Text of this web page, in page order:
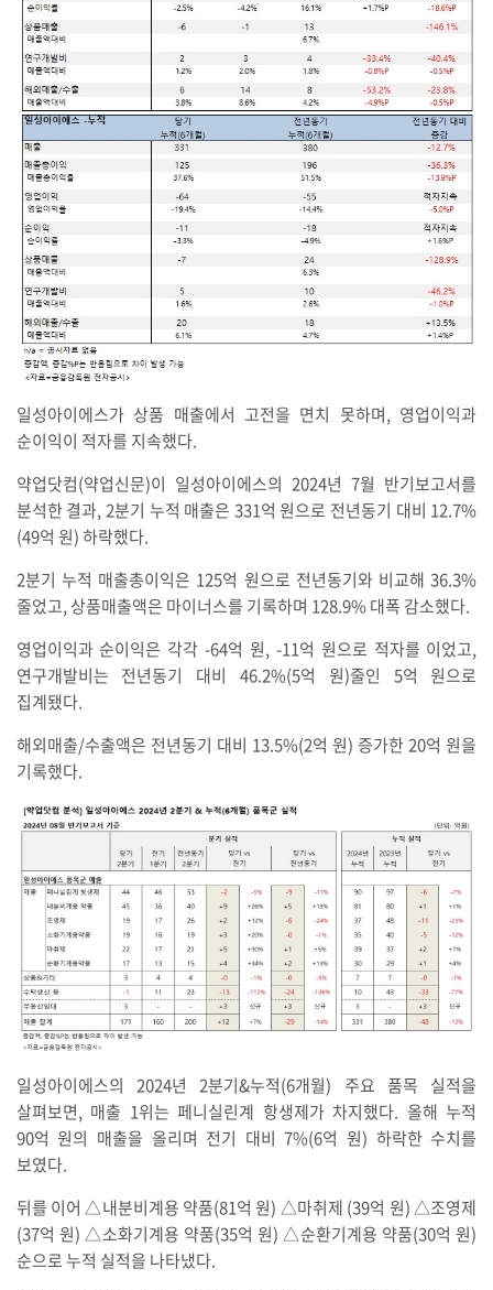
일성아이에스가 상품 매출에서 고전을 면치 못하며, 영업이익과
순이익이 적자를 지속했다.
약업닷컴(약업신문)이 일성아이에스의 2024년 7월 반기보고서를
분석한 결과, 2분기 누적 매출은 331억 원으로 전년동기 대비 12.7%
(49억 원) 하락했다.
2분기 누적 매출총이익은 125억 원으로 전년동기와 비교해 36.3%
줄었고, 상품매출액은 마이너스를 기록하며 128.9% 대폭 감소했다.
영업이익과 순이익은 각각 -64억 원, -11억 원으로 적자를 이었고,
연구개발비는 전년동기 대비 46.2%(5억 원)줄인 5억 원으로
집계됐다.
해외매출/수출액은 전년동기 대비 13.5%(2억 원) 증가한 20억 원을
기록했다.
일성아이에스의 2024년 2분기&누적(6개월) 주요 품목 실적을
살펴보면, 매출 1위는 페니실린계 항생제가 차지했다. 올해 누적
90억 원의 매출을 올리며 전기 대비 7%(6억 원) 하락한 수치를
보였다.
뒤를 이어 △내분비계용 약품(81억 원) △마취제 (39억 원) △조영제
(37억 원) △소화기계용 약품(35억 원) △순환기계용 약품(30억 원)
순으로 누적 실적을 나타냈다.